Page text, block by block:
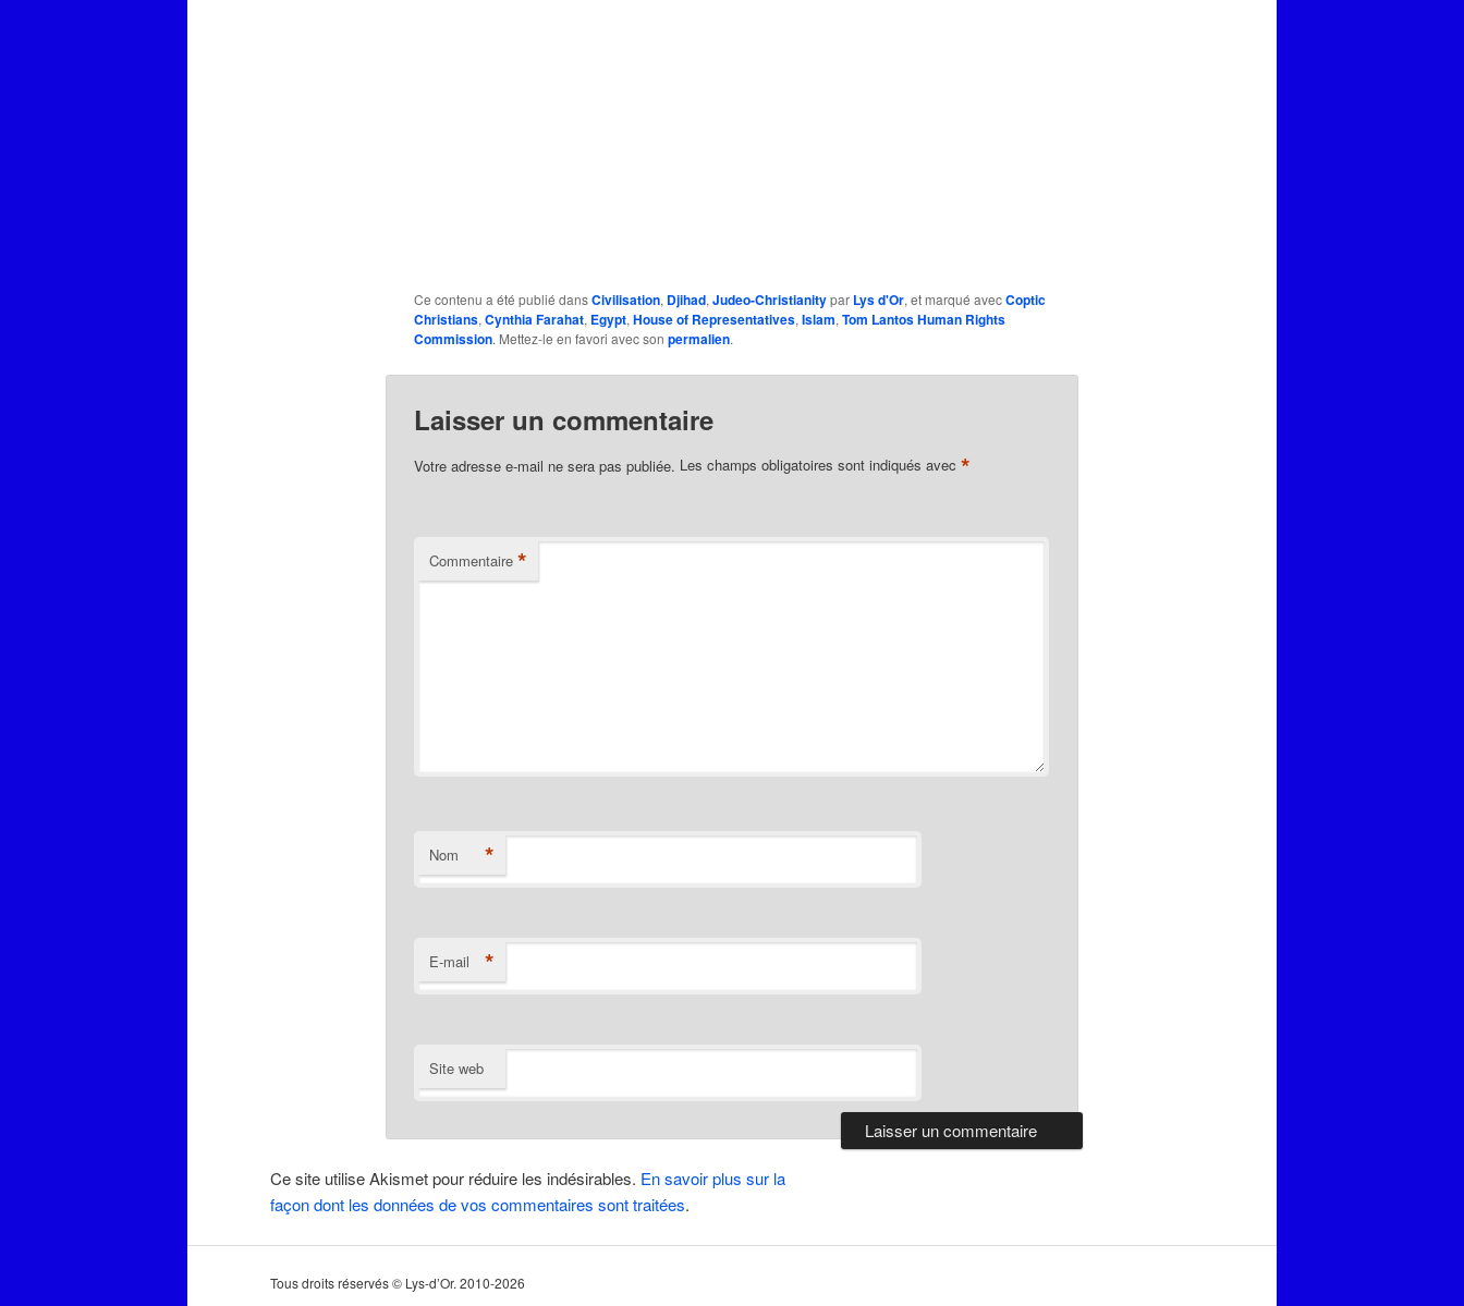
Ce contenu a été publié dansCivilisation, Djihad, Judeo-Christianitypar Lys d'Or, et marqué avecCoptic
Christians, Cynthia Farahat, Egypt, House of Representatives, Islam, Tom Lantos Human Rights
Commission. Mettez-le en favori avec son permalien.
Laisser un commentaire
Votre adresse e-mail ne sera pas publiée. Les champs obligatoires sont indiqués avec *
Commentaire *
Nom *
E-mail *
Site web
Ce site utilise Akismet pour réduire les indésirables. En savoir plus sur la
façon dont les données de vos commentaires sont traitées.
Tous droits réservés © Lys-d’Or. 2010-2026